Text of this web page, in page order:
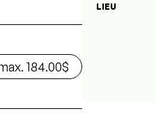
184.00$
LIEU